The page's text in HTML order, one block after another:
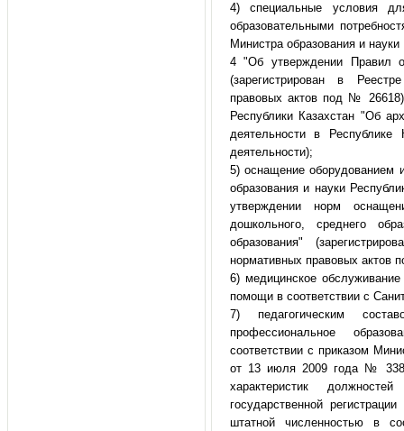
4) специальные условия
образовательными
Министра образования и
4 "Об утверждении Правил
(зарегистрирован в
правовых актов под №
Республики Казахстан "Об
деятельности в
деятельности);
5) оснащение оборудованием
образования и науки
утверждении норм
дошкольного, среднего
образования"
нормативных правовых актов
6) медицинское
помощи в соответствии с
7) педагогическим
профессиональное
соответствии с приказом
от 13 июля 2009 года № 338
характеристик
государственной
штатной численностью в